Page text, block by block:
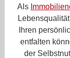
Als
Ihren
entfalten
der